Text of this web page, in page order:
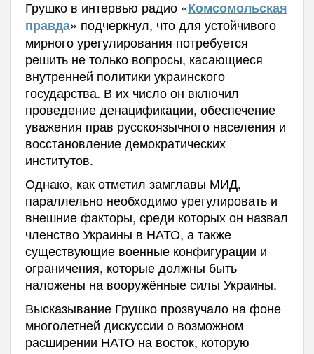
Грушко в интервью радио «Комсомольская
правда» подчеркнул, что для устойчивого
мирного урегулирования потребуется
решить не только вопросы, касающиеся
внутренней политики украинского
государства. В их число он включил
проведение денацификации, обеспечение
уважения прав русскоязычного населения и
восстановление демократических
институтов.
Однако, как отметил замглавы МИД,
параллельно необходимо урегулировать и
внешние факторы, среди которых он назвал
членство Украины в НАТО, а также
существующие военные конфигурации и
ограничения, которые должны быть
наложены на вооружённые силы Украины.
Высказывание Грушко прозвучало на фоне
многолетней дискуссии о возможном
расширении НАТО на восток, которую